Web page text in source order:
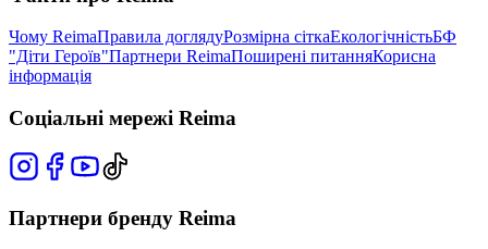
Чому ReimaПравила доглядуРозмірна сіткаЕкологічністьБФ
"Діти Героїв"Партнери ReimaПоширені питанняКорисна
інформація
Соціальні мережі Reima
Партнери бренду Reima